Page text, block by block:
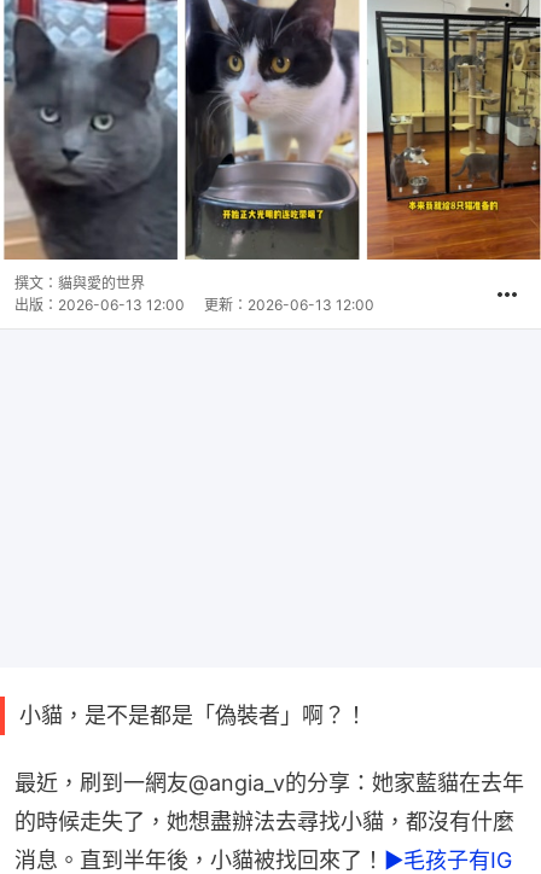
撰文： 貓與愛的世界
出版： 2026-06-13 12:00 更新： 2026-06-13 12:00
小貓，是不是都是「偽裝者」啊？！
最近，刷到一網友@angia_v的分享：她家藍貓在去年
的時候走失了，她想盡辦法去尋找小貓，都沒有什麼
消息。直到半年後，小貓被找回來了！ ►毛孩子有IG